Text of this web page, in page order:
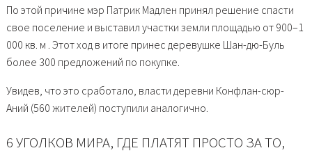
По этой причине мэр Патрик Мадлен принял решение спасти
свое поселение и выставил участки земли площадью от 900–1
000 кв. м . Этот ход в итоге принес деревушке Шан-дю-Буль
более 300 предложений по покупке.
Увидев, что это сработало, власти деревни Конфлан-сюр-
Аний (560 жителей) поступили аналогично.
6 УГОЛКОВ МИРА, ГДЕ ПЛАТЯТ ПРОСТО ЗА ТО,